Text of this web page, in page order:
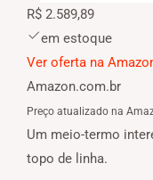
R$ 2.589,89
em estoque
Ver oferta na
Amazon.com.br
Preço atualizado na
Um meio-termo
topo de linha.